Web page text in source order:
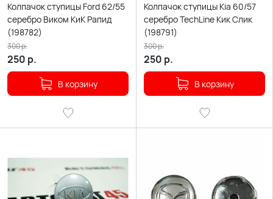
Колпачок ступицы Ford 62/55
серебро Виком КиК Рапид
(198782)
250 р.
300р.
В корзину
Колпачок ступицы Kia 60/57
серебро TechLine Кик Слик
(198791)
250 р.
300р.
В корзину